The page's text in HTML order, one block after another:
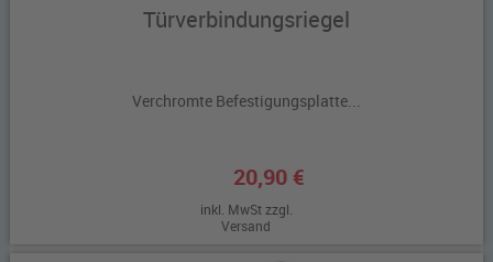
Türverbindungsriegel
Verchromte Befestigungsplatte...
20,90 €
inkl. MwSt zzgl.
Versand